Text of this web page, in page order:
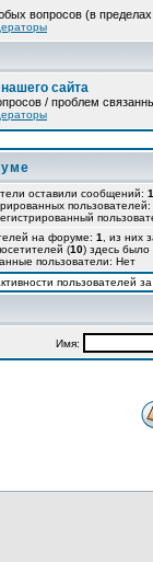
вопросов (в пределах
сайта
/ проблем
оставили сообщений:
пользователей:
на форуме: 1
, из них
(10) здесь
пользователи: Нет
пользователей
Имя: